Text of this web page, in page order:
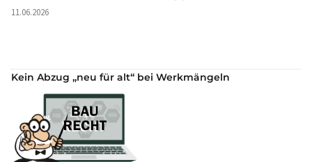
11.06.2026
Kein Abzug „neu für alt“ bei Werkmängeln